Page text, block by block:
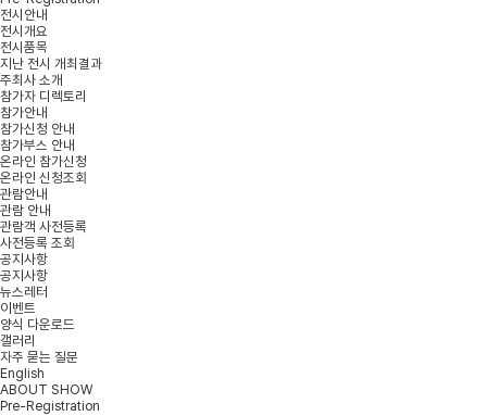
전시안내
전시개요
전시품목
지난 전시 개최결과
주최사 소개
참가자 디렉토리
참가안내
참가신청 안내
참가부스 안내
온라인 참가신청
온라인 신청조회
관람안내
관람 안내
관람객 사전등록
사전등록 조회
공지사항
공지사항
뉴스레터
이벤트
양식 다운로드
갤러리
자주 묻는 질문
English
ABOUT SHOW
Pre-Registration